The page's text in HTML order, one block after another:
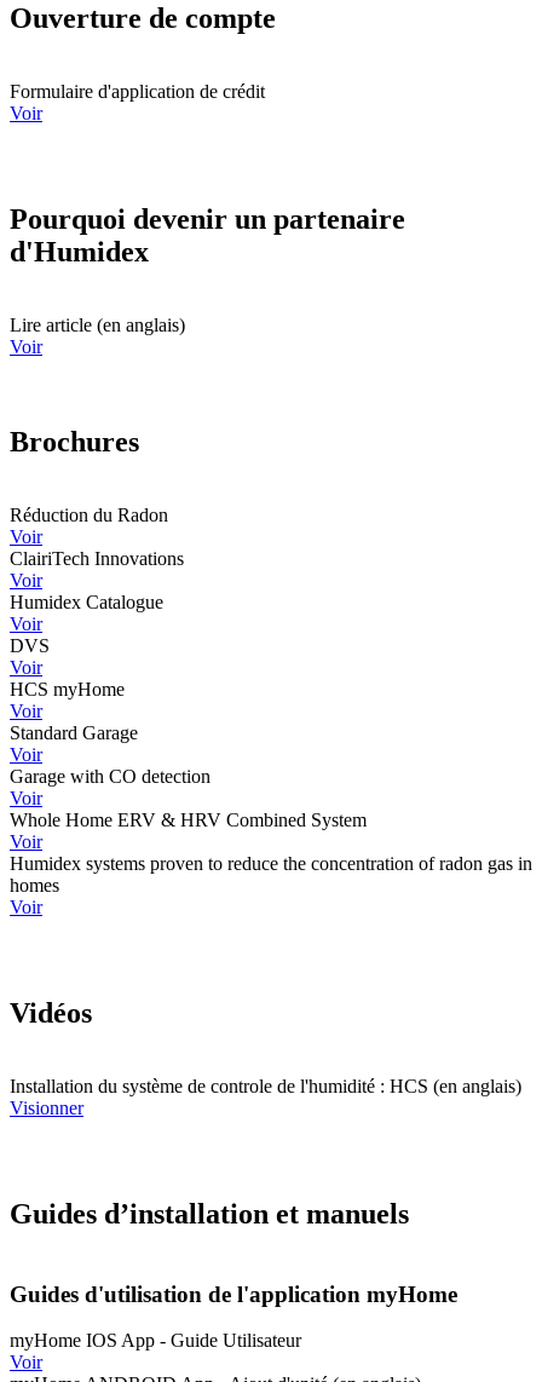
Ouverture de compte
Formulaire d'application de crédit
Voir
Pourquoi devenir un partenaire
d'Humidex
Lire article (en anglais)
Voir
Brochures
Réduction du Radon
Voir
ClairiTech Innovations
Voir
Humidex Catalogue
Voir
DVS
Voir
HCS myHome
Voir
Standard Garage
Voir
Garage with CO detection
Voir
Whole Home ERV & HRV Combined System
Voir
Humidex systems proven to reduce the concentration of radon gas in
homes
Voir
Vidéos
Installation du système de controle de l'humidité : HCS (en anglais)
Visionner
Guides d’installation et manuels
Guides d'utilisation de l'application myHome
myHome IOS App - Guide Utilisateur
Voir